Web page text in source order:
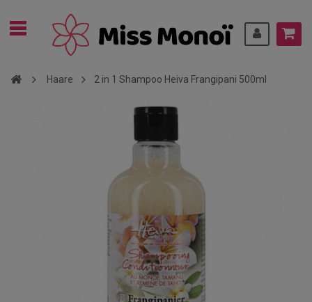
Haare 2 in 1 Shampoo Heiva Frangipani 500ml